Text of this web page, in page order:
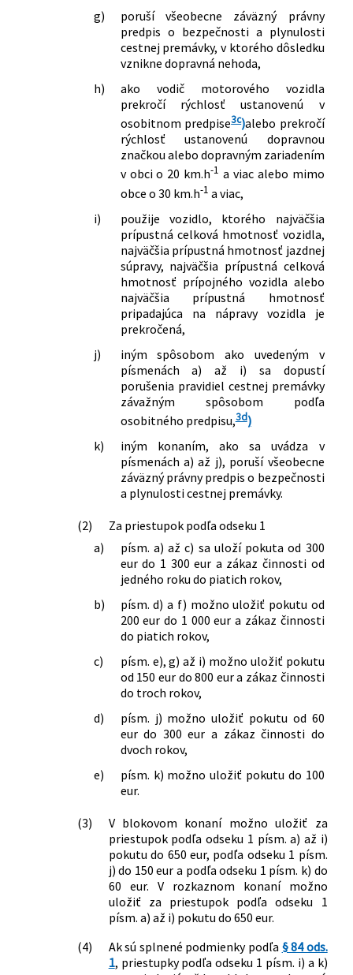
g)
poruší všeobecne záväzný právny
predpis o bezpečnosti a plynulosti
cestnej premávky, v ktorého dôsledku
vznikne dopravná nehoda,
h)
ako vodič motorového vozidla
prekročí rýchlosť ustanovenú v
osobitnom predpise3c)alebo prekročí
rýchlosť ustanovenú dopravnou
značkou alebo dopravným zariadením
v obci o 20 km.h-1 a viac alebo mimo
obce o 30 km.h-1 a viac,
i)
použije vozidlo, ktorého najväčšia
prípustná celková hmotnosť vozidla,
najväčšia prípustná hmotnosť jazdnej
súpravy, najväčšia prípustná celková
hmotnosť prípojného vozidla alebo
najväčšia prípustná hmotnosť
pripadajúca na nápravy vozidla je
prekročená,
j)
iným spôsobom ako uvedeným v
písmenách a) až i) sa dopustí
porušenia pravidiel cestnej premávky
závažným spôsobom podľa
osobitného predpisu,3d)
k)
iným konaním, ako sa uvádza v
písmenách a) až j), poruší všeobecne
záväzný právny predpis o bezpečnosti
a plynulosti cestnej premávky.
(2)
Za priestupok podľa odseku 1
a)
písm. a) až c) sa uloží pokuta od 300
eur do 1 300 eur a zákaz činnosti od
jedného roku do piatich rokov,
b)
písm. d) a f) možno uložiť pokutu od
200 eur do 1 000 eur a zákaz činnosti
do piatich rokov,
c)
písm. e), g) až i) možno uložiť pokutu
od 150 eur do 800 eur a zákaz činnosti
do troch rokov,
d)
písm. j) možno uložiť pokutu od 60
eur do 300 eur a zákaz činnosti do
dvoch rokov,
e)
písm. k) možno uložiť pokutu do 100
eur.
(3)
V blokovom konaní možno uložiť za
priestupok podľa odseku 1 písm. a) až i)
pokutu do 650 eur, podľa odseku 1 písm.
j) do 150 eur a podľa odseku 1 písm. k) do
60 eur. V rozkaznom konaní možno
uložiť za priestupok podľa odseku 1
písm. a) až i) pokutu do 650 eur.
(4)
Ak sú splnené podmienky podľa § 84 ods.
1, priestupky podľa odseku 1 písm. i) a k)